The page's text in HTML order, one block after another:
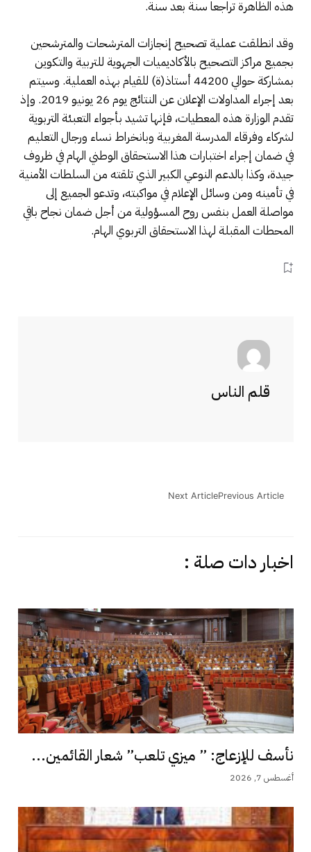
هذه الظاهرة تراجعا سنة بعد سنة.
وقد انطلقت عملية تصحيح إنجازات المترشحات والمترشحين
بجميع مراكز التصحيح بالأكاديميات الجهوية للتربية والتكوين
بمشاركة حوالي 44200 أستاذ(ة) للقيام بهذه العملية. وسيتم
بعد إجراء المداولات الإعلان عن النتائج يوم 26 يونيو 2019. وإذ
تقدم الوزارة هذه المعطيات، فإنها تشيد بأجواء التعبئة التربوية
لشركاء وفرقاء المدرسة المغربية وبانخراط نساء ورجال التعليم
في ضمان إجراء اختبارات هذا الاستحقاق الوطني الهام في ظروف
جيدة، وكذا بالدعم النوعي الكبير الذي تلقته من السلطات الأمنية
في تأمينه ومن وسائل الإعلام في مواكبته، وتدعو الجميع إلى
مواصلة العمل بنفس روح المسؤولية من أجل ضمان نجاح باقي
المحطات المقبلة لهذا الاستحقاق التربوي الهام.
قلم الناس
Previous Article
Next Article
اخبار دات صلة :
نأسف للإزعاج: ” ميزي تلعب” شعار القائمين...
أغسطس 7, 2026